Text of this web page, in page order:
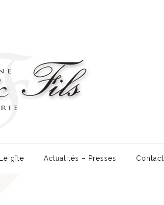
Le gîte Actualités – Presses Contact